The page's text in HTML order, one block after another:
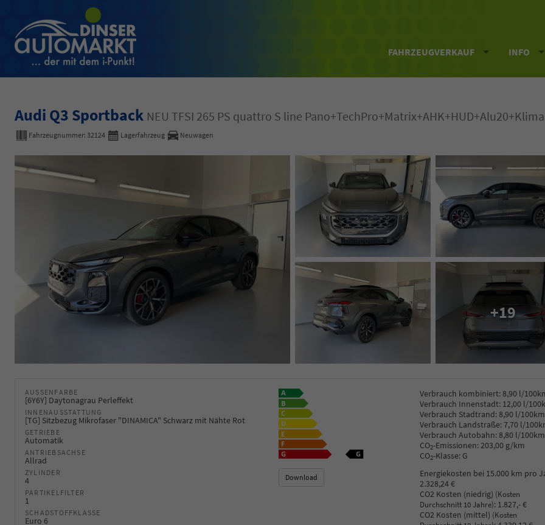
FAHRZEUGVERKAUF INFO
Audi Q3 Sportback NEU TFSI 265 PS quattro S line
Fahrzeugnummer: 32124 Lagerfahrzeug Neuwagen
+19
AUSSENFARBE
[6Y6Y] Daytonagrau Perleffekt
INNENAUSSTATTUNG
[TG] Sitzbezug Mikrofaser "DINAMICA" Schwarz mit Nähte Rot
GETRIEBE
Automatik
ANTRIEBSACHSE
Allrad
ZYLINDER
4
PARTIKELFILTER
1
SCHADSTOFFKLASSE
Euro 6
Verbrauch kombiniert:8,90 l/
Verbrauch Innenstadt: 12,00 l/
Verbrauch Stadtrand:8,90 l/100km
Verbrauch Landstraße:7,70 l/
Verbrauch Autobahn:8,80 l/100km
CO2-Emissionen:203,00 g/km
CO2-Klasse: G
Download
Energiekosten bei 15.000 km pro
2.328,24 €
CO2 Kosten (niedrig) (Kosten
Durchschnitt 10 Jahre): 1.827,- €
CO2 Kosten (mittel) (Kosten